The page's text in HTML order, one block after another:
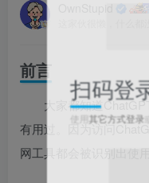
前言
大家都知道
有用过。因为访问
网工具都会被识别出使
扫码登
使用其它方式登录或